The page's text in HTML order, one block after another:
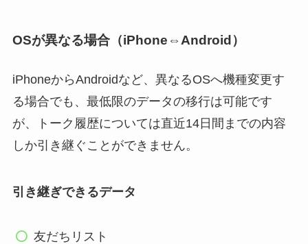
OSが異なる場合（iPhone⇔Android）
iPhoneからAndroidなど、異なるOSへ機種変更す
る場合でも、最低限のデータの移行は可能です
が、トーク履歴については直近14日間までの内容
しか引き継ぐことができません。
引き継ぎできるデータ
友だちリスト